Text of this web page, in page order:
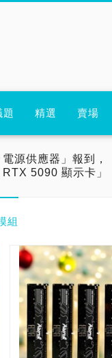
題 精選 賣場
電源供應器」報到，
5090 顯示卡」
組